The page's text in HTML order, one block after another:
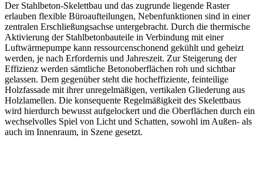
Der Stahlbeton-Skelettbau und das zugrunde liegende Raster
erlauben flexible Büroaufteilungen, Nebenfunktionen sind in einer
zentralen Erschließungsachse untergebracht. Durch die thermische
Aktivierung der Stahlbetonbauteile in Verbindung mit einer
Luftwärmepumpe kann ressourcenschonend gekühlt und geheizt
werden, je nach Erfordernis und Jahreszeit. Zur Steigerung der
Effizienz werden sämtliche Betonoberflächen roh und sichtbar
gelassen. Dem gegenüber steht die hocheffiziente, feinteilige
Holzfassade mit ihrer unregelmäßigen, vertikalen Gliederung aus
Holzlamellen. Die konsequente Regelmäßigkeit des Skelettbaus
wird hierdurch bewusst aufgelockert und die Oberflächen durch ein
wechselvolles Spiel von Licht und Schatten, sowohl im Außen- als
auch im Innenraum, in Szene gesetzt.